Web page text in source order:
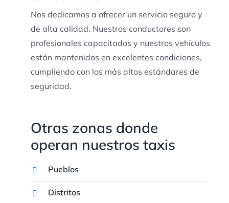
Nos dedicamos a ofrecer un servicio seguro y
de alta calidad. Nuestros conductores son
profesionales capacitados y nuestros vehículos
están mantenidos en excelentes condiciones,
cumpliendo con los más altos estándares de
seguridad.
Otras zonas donde
operan nuestros taxis
Pueblos
Distritos